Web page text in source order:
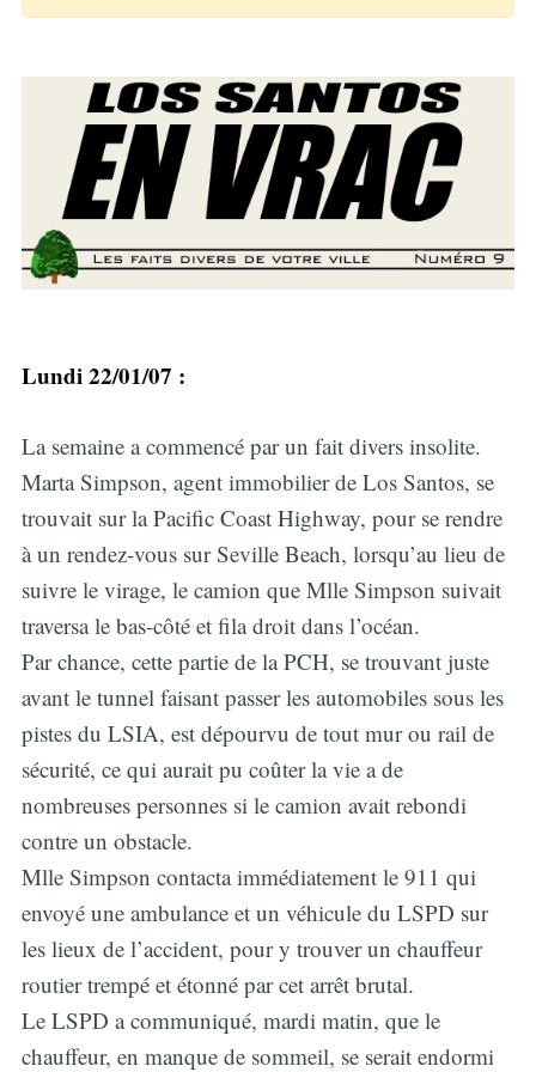
Lundi 22/01/07 :
La semaine a commencé par un fait divers insolite.
Marta Simpson, agent immobilier de Los Santos, se
trouvait sur la Pacific Coast Highway, pour se rendre
à un rendez-vous sur Seville Beach, lorsqu’au lieu de
suivre le virage, le camion que Mlle Simpson suivait
traversa le bas-côté et fila droit dans l’océan.
Par chance, cette partie de la PCH, se trouvant juste
avant le tunnel faisant passer les automobiles sous les
pistes du LSIA, est dépourvu de tout mur ou rail de
sécurité, ce qui aurait pu coûter la vie a de
nombreuses personnes si le camion avait rebondi
contre un obstacle.
Mlle Simpson contacta immédiatement le 911 qui
envoyé une ambulance et un véhicule du LSPD sur
les lieux de l’accident, pour y trouver un chauffeur
routier trempé et étonné par cet arrêt brutal.
Le LSPD a communiqué, mardi matin, que le
chauffeur, en manque de sommeil, se serait endormi